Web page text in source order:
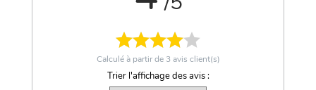
Calculé à partir de 3avis client(s)
Trier l'affichage des avis :